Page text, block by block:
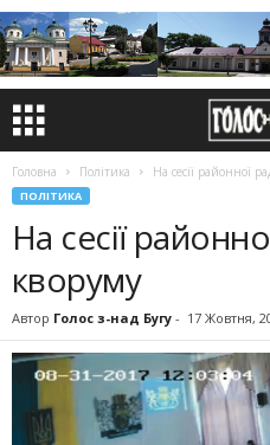
Головна Політика На сесії районної
ПОЛІТИКА
На сесії
кворуму
Автор Голос з-над Бугу - 17 Жовтня,